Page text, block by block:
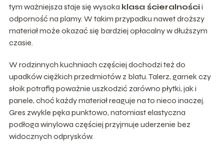
tym ważniejsza staje się wysoka klasa ścieralności i
odporność na plamy. W takim przypadku nawet droższy
materiał może okazać się bardziej opłacalny w dłuższym
czasie.
W rodzinnych kuchniach częściej dochodzi też do
upadków ciężkich przedmiotów z blatu. Talerz, garnek czy
słoik potrafią poważnie uszkodzić zarówno płytki, jak i
panele, choć każdy materiał reaguje na to nieco inaczej.
Gres zwykle pęka punktowo, natomiast elastyczna
podłoga winylowa częściej przyjmuje uderzenie bez
widocznych odprysków.